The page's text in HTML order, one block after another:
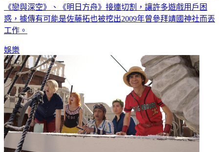
《戀與深空》、《明日方舟》接連切割，讓許多遊戲用戶困
惑，據傳有可能是佐藤拓也被挖出2009年曾參拜靖國神社而丟
工作。
娛樂